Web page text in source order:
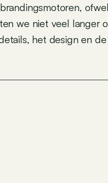
we niet veel langer
het design en